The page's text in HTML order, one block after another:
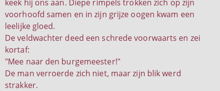
keek hij ons aan. Diepe rimpels trokken zich op zijn
voorhoofd samen en in zijn grijze oogen kwam een
leelijke gloed.
De veldwachter deed een schrede voorwaarts en zei
kortaf:
"Mee naar den burgemeester!"
De man verroerde zich niet, maar zijn blik werd
strakker.